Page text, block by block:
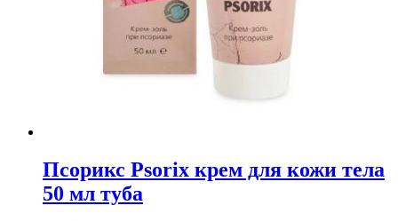
Псорикс Psorix крем для кожи тела
50 мл туба